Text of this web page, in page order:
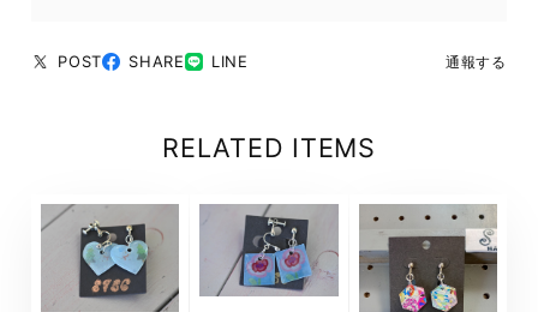
POST SHARE LINE 通報する
RELATED ITEMS